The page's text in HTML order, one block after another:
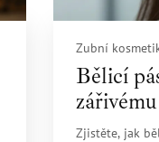
Zubní
Bělicí
Zjistěte, jak